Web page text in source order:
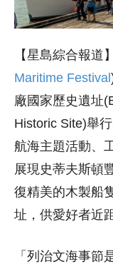
【星島綜合報道
Maritime Festival
廠國家歷史遺址
Historic Site)舉
航海主題活動、
展現史蒂夫斯頓
復精美的木製船
址，供愛好者近
「列治文海事節